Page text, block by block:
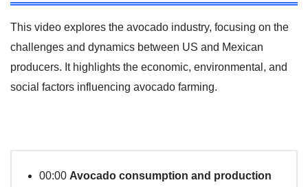
This video explores the avocado industry, focusing on the
challenges and dynamics between US and Mexican
producers. It highlights the economic, environmental, and
social factors influencing avocado farming.
00:00 Avocado consumption and production